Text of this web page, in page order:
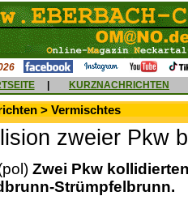
KURZNACHRICHTEN
> Vermischtes
zweier Pkw
Zwei Pkw
Strümpfelbrunn.